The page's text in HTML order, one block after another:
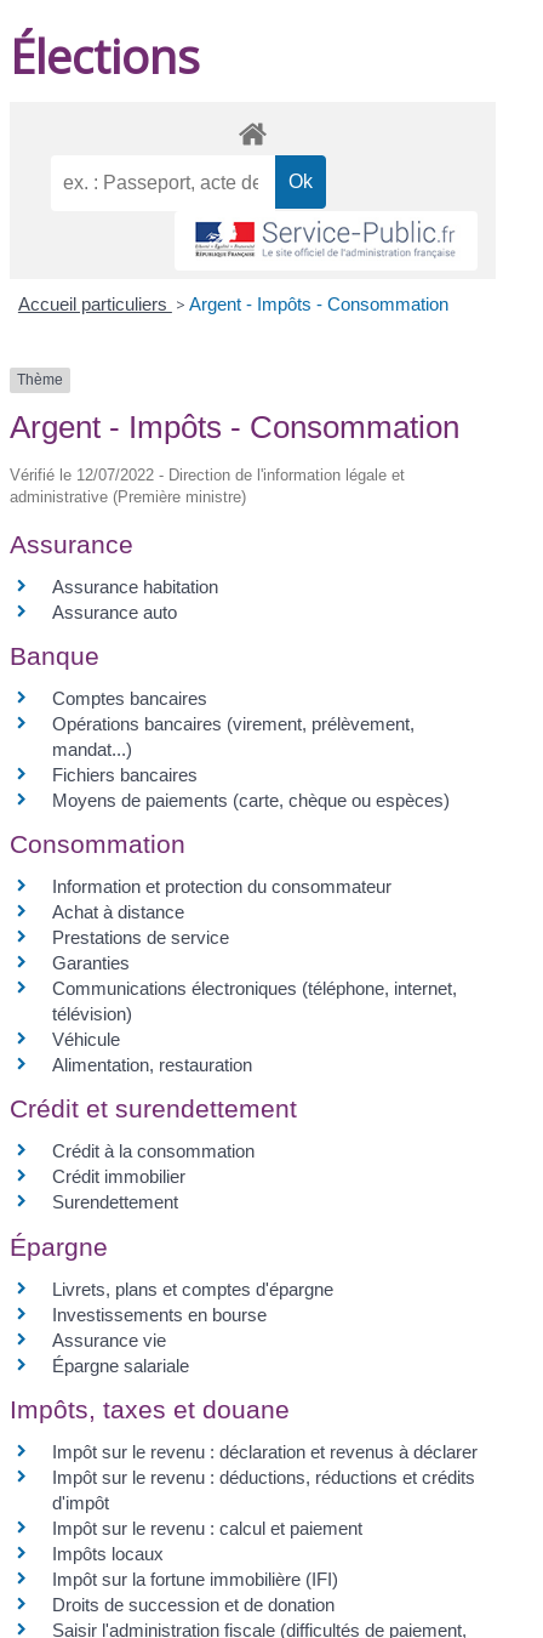
Élections
Accueil particuliers > Argent - Impôts - Consommation
Thème
Argent - Impôts - Consommation
Vérifié le 12/07/2022 - Direction de l'information légale et
administrative (Première ministre)
Assurance
Assurance habitation
Assurance auto
Banque
Comptes bancaires
Opérations bancaires (virement, prélèvement,
mandat...)
Fichiers bancaires
Moyens de paiements (carte, chèque ou espèces)
Consommation
Information et protection du consommateur
Achat à distance
Prestations de service
Garanties
Communications électroniques (téléphone, internet,
télévision)
Véhicule
Alimentation, restauration
Crédit et surendettement
Crédit à la consommation
Crédit immobilier
Surendettement
Épargne
Livrets, plans et comptes d'épargne
Investissements en bourse
Assurance vie
Épargne salariale
Impôts, taxes et douane
Impôt sur le revenu : déclaration et revenus à déclarer
Impôt sur le revenu : déductions, réductions et crédits
d'impôt
Impôt sur le revenu : calcul et paiement
Impôts locaux
Impôt sur la fortune immobilière (IFI)
Droits de succession et de donation
Saisir l'administration fiscale (difficultés de paiement,